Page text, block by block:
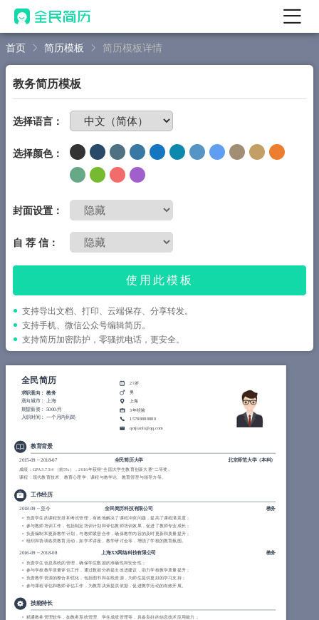
首页
AI 简历工具
AI 优化简历
AI 翻译简历
AI 诊断简历
AI 模拟面试
面试自我介绍
简历教程
登录 / 注册
首页 简历模板 简历模板详情
教务简历模板
选择语言：
选择颜色：
封面设置：
自 荐 信：
使用此模板
支持导出文档、打印、云端保存、分享转发。
支持手机、微信公众号编辑简历。
支持简历加密防护，零骚扰电话，更安全。
全民简历
求职意向：教务
意向城市： 上海
期望薪资：5000/月
入职时间：一个月内到岗
27岁
男
上海
3年经验
15788888880
qmjianli@qq.com
教育背景
2015-09 ~2018-07 全民简历大学
北京师范大学（本科）
成绩：GPA 3.73/4 （前5%），2016年获得“全国大学生教育创新大赛”二等奖。
课程：现代教育技术、教育心理学、课程与教学论、教育管理与领导力等。
工作经历
2018-09 ~至今 全民简历科技有限公司 教务
负责学生的课程安排和考试管理，有效地解决了课程冲突问题，提高了课程满意度；
参与教师培训工作，包括制定培训计划和评估教师培训效果，促进了教师专业成长；
负责编制和更新教学计划，与教师紧密合作，确保教学内容的及时更新和质量提升；
组织和协调各类教育活动，如学术讲座、教学研讨会等，增强了学校的教育氛围。
2016-09 ~2018-08 上海XX网络科技有限公司
教务
负责学生信息系统的管理，确保学生数据的准确性和安全性；
参与学校教学质量评估工作，通过数据分析提出改进建议，助力学校教学质量提升；
负责教学资源的整合和优化，包括图书和在线资源，为师生提供更好的学习支持；
参与课程评估和教师评估工作，为教育决策提供依据，促进教学活动的有效开展。
技能特长
精通教务管理软件，如教务系统管理、学生成绩管理等，具备良好的信息技术应用能力；